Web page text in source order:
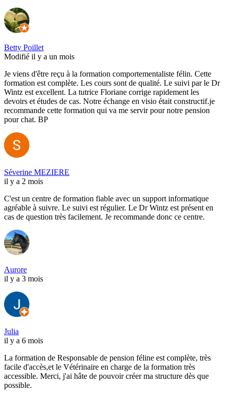
Betty Poillet
Modifié il y a un mois
Je viens d'être reçu à la formation comportementaliste félin. Cette
formation est complète. Les cours sont de qualité. Le suivi par le Dr
Wintz est excellent. La tutrice Floriane corrige rapidement les
devoirs et études de cas. Notre échange en visio était constructif.je
recommande cette formation qui va me servir pour notre pension
pour chat. BP
Séverine MEZIERE
il y a 2 mois
C'est un centre de formation fiable avec un support informatique
agréable à suivre. Le suivi est régulier. Le Dr Wintz est présent en
cas de question très facilement. Je recommande donc ce centre.
Aurore
il y a 3 mois
Julia
il y a 6 mois
La formation de Responsable de pension féline est complète, très
facile d'accès,et le Vétérinaire en charge de la formation très
accessible. Merci, j'ai hâte de pouvoir créer ma structure dès que
possible.